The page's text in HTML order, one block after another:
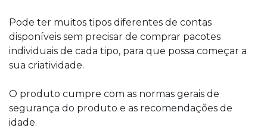
Pode ter muitos tipos diferentes de contas
disponíveis sem precisar de comprar pacotes
individuais de cada tipo, para que possa começar a
sua criatividade.
O produto cumpre com as normas gerais de
segurança do produto e as recomendações de
idade.